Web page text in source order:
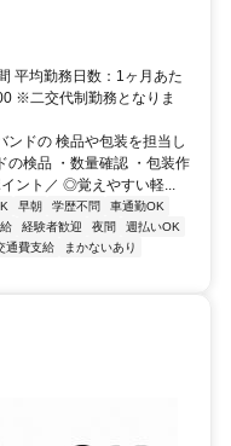
平均勤務日数：1ヶ月あた
※二交代制勤務となりま
ンドの 検品や包装を担当し
の検品 ・数量確認 ・包装作
ント／ ◎覚えやすい軽...
早朝 学歴不問
車通勤OK
経験者歓迎 夜間
週払いOK
通費支給
まかないあり